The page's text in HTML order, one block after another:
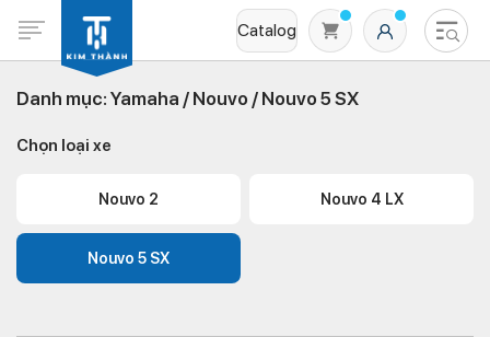
Catalog
Danh mục: Yamaha / Nouvo / Nouvo 5 SX
Chọn loại xe
Nouvo 2 Nouvo 4 LX
Nouvo 5 SX